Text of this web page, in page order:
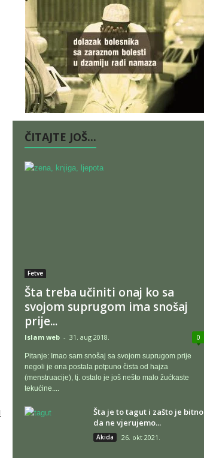
ČITAJTE JOŠ...
Fetve
Šta treba učiniti onaj ko sa
svojom suprugom ima snošaj
prije...
Islam web - 31. aug 2018. 0
Pitanje: Imao sam snošaj sa svojom suprugom prije
negoli je ona postala potpuno čista od hajza
(menstruacije), tj. ostalo je još nešto malo žućkaste
tekućine....
Šta je to tagut i zašto je bitno
da ne vjerujemo...
Akida 26. okt 2021.